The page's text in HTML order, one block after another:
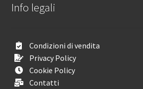
Info legali
Condizioni di vendita
Privacy Policy
Cookie Policy
Contatti